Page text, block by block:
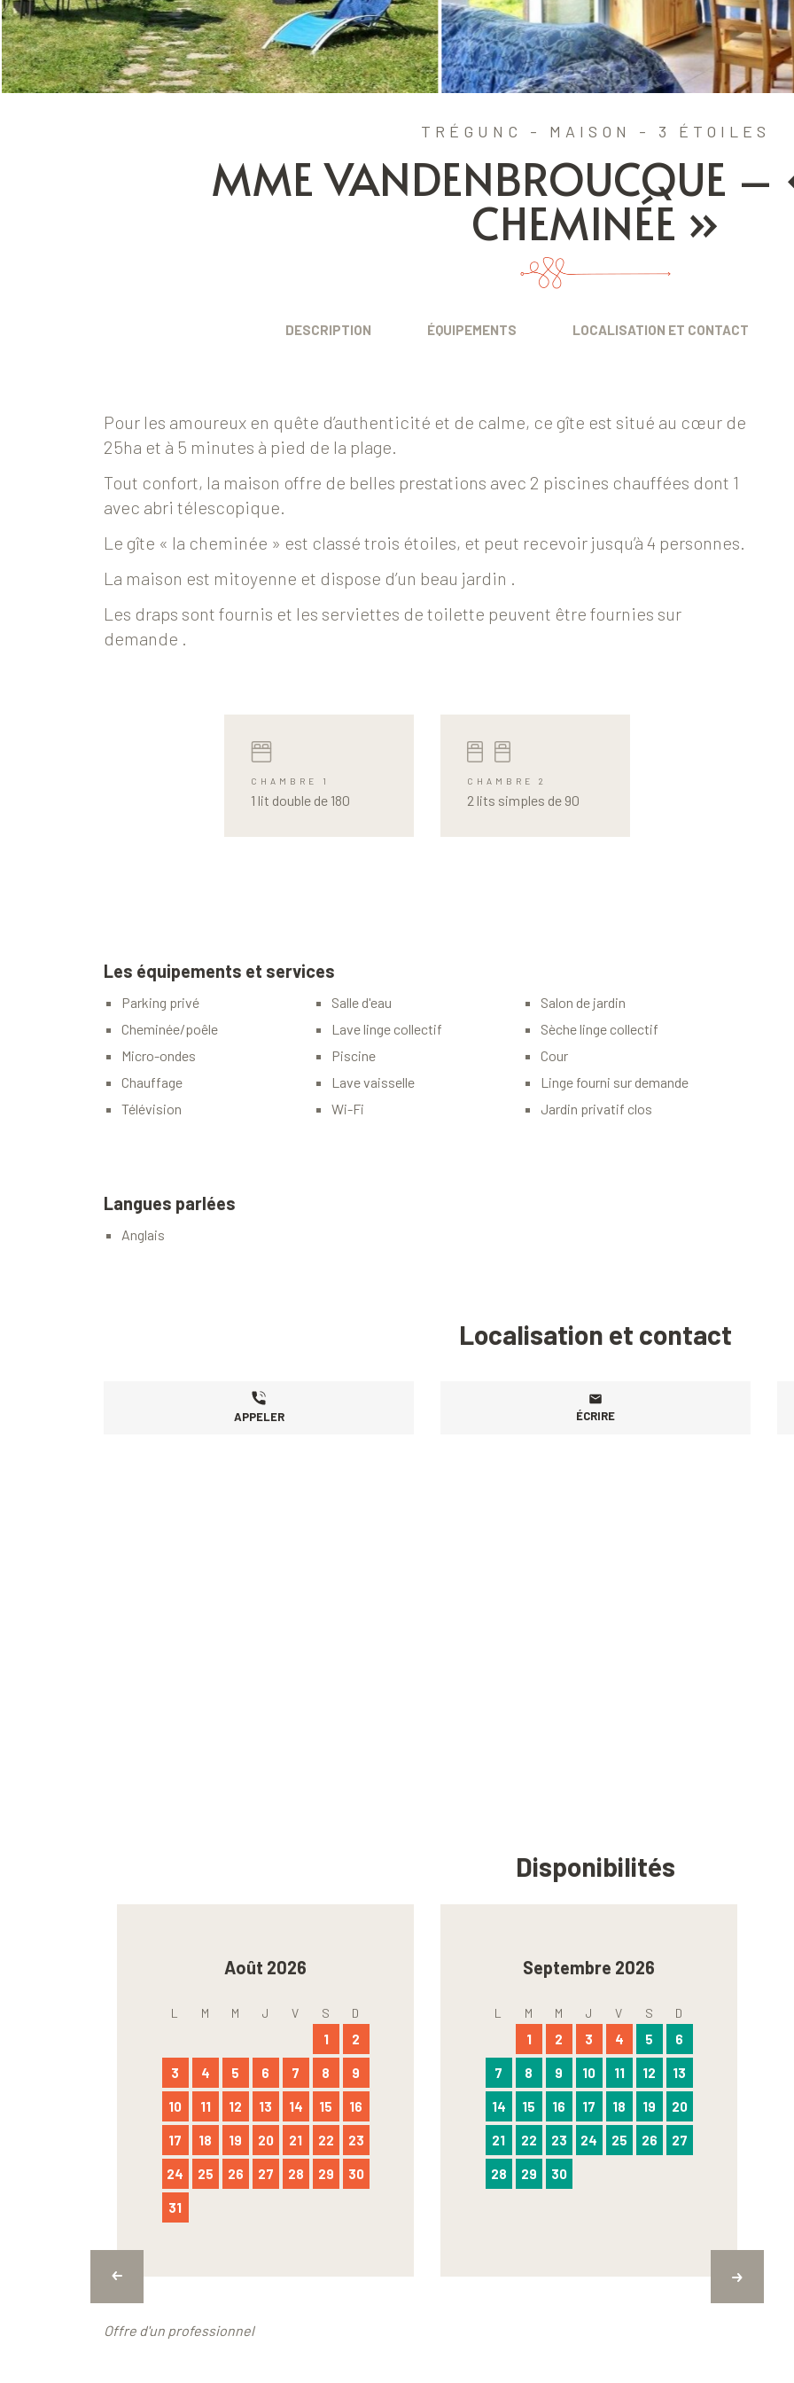
TRÉGUNC - MAISON - 3 ÉTOILES
MME VANDENBROUCQUE –
CHEMINÉE »
DESCRIPTION ÉQUIPEMENTS LOCALISATION ET CONTACT
Pour les amoureux en quête d’authenticité et de calme, ce gîte est situé au cœur de
25ha et à 5 minutes à pied de la plage.
Tout confort, la maison offre de belles prestations avec 2 piscines chauffées dont 1
avec abri télescopique.
Le gîte « la cheminée » est classé trois étoiles, et peut recevoir jusqu’à 4 personnes.
La maison est mitoyenne et dispose d’un beau jardin .
Les draps sont fournis et les serviettes de toilette peuvent être fournies sur
demande .
CHAMBRE 1
1 lit double de 180
CHAMBRE 2
2 lits simples de 90
Les équipements et services
Parking privé Salle d'eau
Salon de jardin
Cheminée/poêle
Lave linge collectif
Sèche linge collectif
Micro-ondes
Piscine
Cour
Chauffage
Lave vaisselle
Linge fourni sur demande
Télévision
Wi-Fi Jardin privatif clos
Langues parlées
Anglais
Localisation et contact
APPELER ÉCRIRE
Disponibilités
Août 2026
L M M J V S D
1 2
3 4 5 6 7 8 9
10 11 12 13 14 15 16
17 18 19 20 21 22 23
24 25 26 27 28 29 30
31
Septembre 2026
L M M J V S D
1 2 3 4 5 6
7 8 9 10 11 12 13
14 15 16 17 18 19 20
21 22 23 24 25 26 27
28 29 30
Offre d'un professionnel